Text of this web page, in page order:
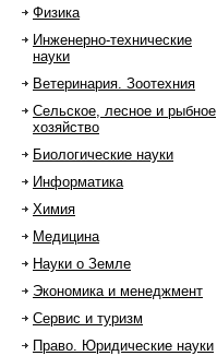
Физика
Инженерно-технические
науки
Ветеринария. Зоотехния
Сельское, лесное и рыбное
хозяйство
Биологические науки
Информатика
Химия
Медицина
Науки о Земле
Экономика и менеджмент
Сервис и туризм
Право. Юридические науки